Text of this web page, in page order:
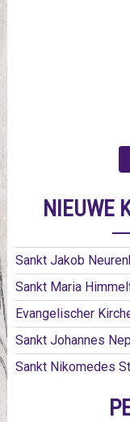
NIEUWE
Sankt Jakob
Sankt Maria
Evangelischer
Sankt Johannes
Sankt Nikomedes